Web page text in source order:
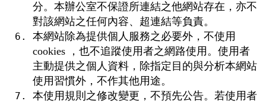
分。本辦公室不保證所連結之他網站存在，亦不
對該網站之任何內容、超連結等負責。
本網站除為提供個人服務之必要外，不使用
cookies ，也不追蹤使用者之網路使用。使用者
主動提供之個人資料，除指定目的與分析本網站
使用習慣外，不作其他用途。
本使用規則之修改變更，不預先公告。若使用者